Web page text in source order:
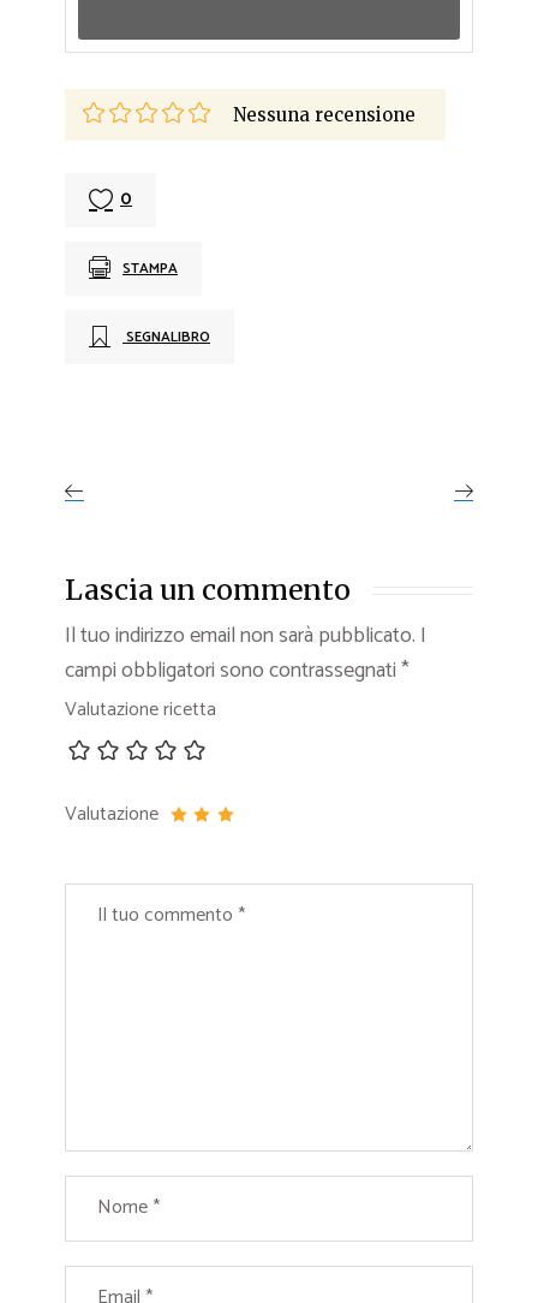
Nessuna recensione
0
STAMPA
SEGNALIBRO
Lascia un commento
Il tuo indirizzo email non sarà pubblicato. I
campi obbligatori sono contrassegnati*
Valutazione ricetta
Valutazione